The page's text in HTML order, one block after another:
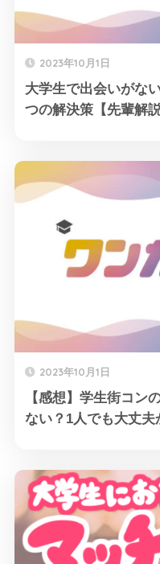
2023年10月1日
大学生で出会いがな
つの解決策【先輩解説
2023年10月1日
【感想】学生街コン
ない？1人でも大丈夫